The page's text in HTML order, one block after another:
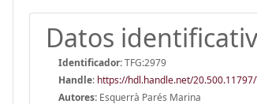
Datos
Identificador:TFG:2979
Handle: https://hdl.handle.net/
Autores: Esquerrà Parés Marina